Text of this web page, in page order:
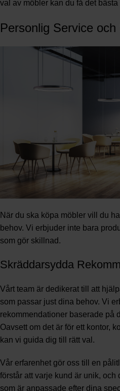
val av möbler kan du få det
Personlig Service
När du ska köpa möbler vill du
behov. Vi erbjuder inte bara
som gör skillnad.
Skräddarsydda
Vårt team är dedikerat till att
som passar just dina behov. Vi
rekommendationer baserade på
Oavsett om det är för ett kontor,
kan vi guida dig till rätt val.
Vår erfarenhet gör oss till en
förstår att varje kund är unik,
som är anpassade efter dina